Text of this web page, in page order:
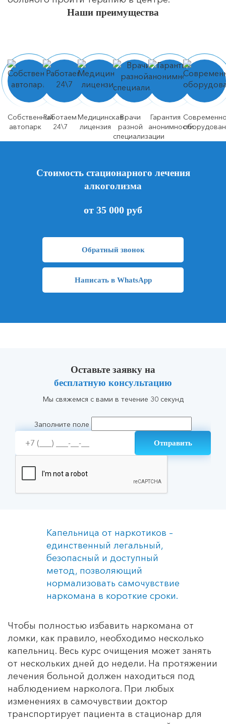
Наши преимущества
Собственный
автопарк
Работаем
24\7
Медицинская
лицензия
Врачи
разной
специализации
Гарантия
анонимности
Стоимость стационарного лечения
алкоголизма
от 35 000 руб
Обратный звонок
Написать в WhatsApp
Оставьте заявку на
бесплатную консультацию
Мы свяжемся с вами в течение 30 секунд
Заполните поле
Капельница от наркотиков –
единственный легальный,
безопасный и доступный
метод, позволяющий
нормализовать самочувствие
наркомана в короткие сроки.
Чтобы полностью избавить наркомана от
ломки, как правило, необходимо несколько
капельниц. Весь курс очищения может занять
от нескольких дней до недели. На протяжении
лечения больной должен находиться под
наблюдением нарколога. При любых
изменениях в самочувствии доктор
транспортирует пациента в стационар для